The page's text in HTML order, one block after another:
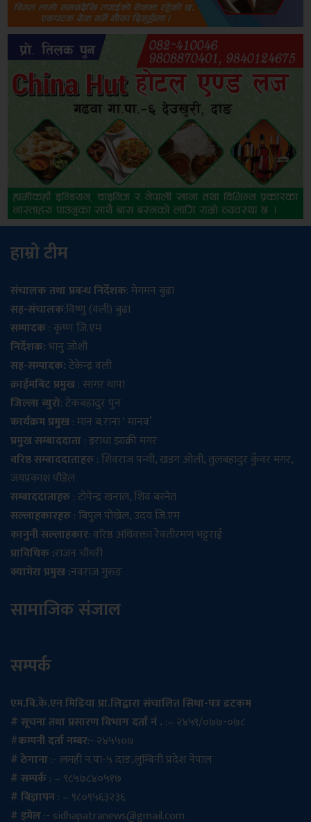
हाम्रो टीम
संचालक तथा प्रबन्ध निर्देशक: मेगमन बुढा
सह-संचालक:विष्णु (वली) बुढा
सम्पादक: कृष्ण जि.एम
निर्देशक:भानु जोशी
सह-सम्पादक:टेकेन्द्र वली
क्राईमबिट प्रमुख: सागर थापा
जिल्ला ब्युरो: टेकबहादुर पुन
कार्यक्रम प्रमुख: मान ब.राना ‘ मानव’
प्रमुख सम्बाददाता: इराधा झाक्री मगर
वरिष्ठ सम्बाददाताहरु: शिवराज पन्थी, खडग ओली, तुलबहादुर कुँवर मगर,
जयप्रकाश पौडेल
सम्बाददाताहरु: टोपेन्द्र खनाल, शिव बस्नेत
सल्लाहकारहरु: बिपुल पोख्रेल, उदय जि.एम
कानुनी सल्लाहकार: वरिष्ठ अधिवक्ता रेवतीरमण भट्टराई
प्राविधिक :राजन चौधरी
क्यामेरा प्रमुख :नवराज गुरुङ
सामाजिक संजाल
सम्पर्क
एम.बि.के.एन मिडिया प्रा.लिद्वारा संचालित सिधा-पत्र डटकम
# सूचना तथा प्रसारण विभाग दर्ता नं . :– २४५९/०७७-०७८
#कम्पनी दर्ता नम्बर:- २४५५०७
# ठेगाना:- लमही न.पा-५ दाङ,लुम्बिनी प्रदेश नेपाल
# सम्पर्क: – ९८५७८४०५१७
# बिज्ञापन: – ९८०९५६३२३६
# इमेल:- sidhapatranews@gmail.com